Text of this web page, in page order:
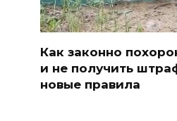
Как законно
и не получить
новые правила